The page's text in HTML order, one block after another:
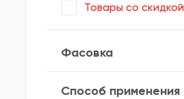
Товары со cкидкой
Фасовка
Способ применения